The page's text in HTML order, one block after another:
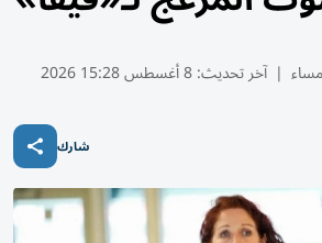
| آخر تحديث:8 أغسطس 15:28 2026
شارك